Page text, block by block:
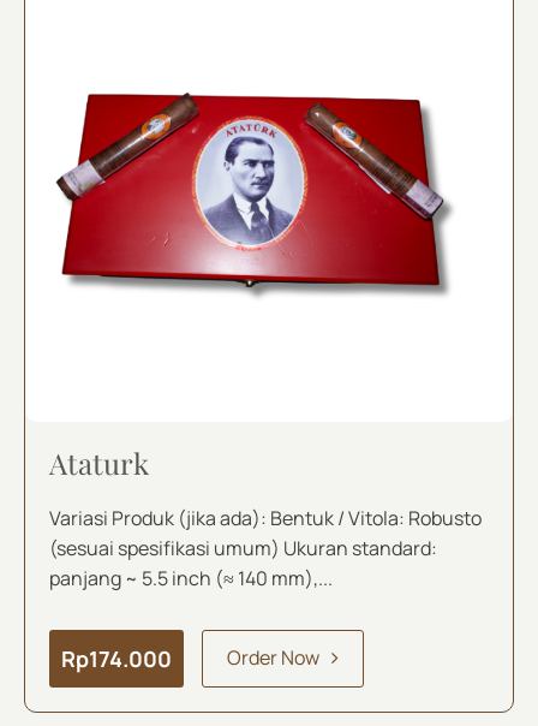
Ataturk
Variasi Produk (jika ada): Bentuk / Vitola: Robusto
(sesuai spesifikasi umum) Ukuran standard:
panjang ~ 5.5 inch (≈ 140 mm),...
Rp174.000 Order Now